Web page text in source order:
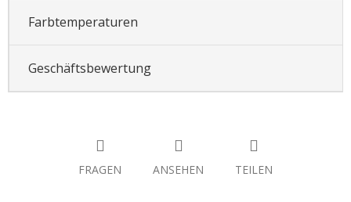
Farbtemperaturen
Geschäftsbewertung
FRAGEN ANSEHEN TEILEN